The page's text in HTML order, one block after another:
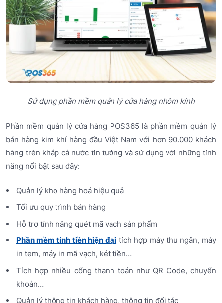
Sử dụng phần mềm quản lý cửa hàng nhôm kính
Phần mềm quản lý cửa hàng POS365 là phần mềm quản lý
bán hàng kim khí hàng đầu Việt Nam với hơn 90.000 khách
hàng trên khắp cả nước tin tưởng và sử dụng với những tính
năng nổi bật sau đây:
Quản lý kho hàng hoá hiệu quả
Tối ưu quy trình bán hàng
Hỗ trợ tính năng quét mã vạch sản phẩm
Phần mềm tính tiền hiện đại tích hợp máy thu ngân, máy
in tem, máy in mã vạch, két tiền…
Tích hợp nhiều cổng thanh toán như QR Code, chuyển
khoản…
Quản lý thông tin khách hàng, thông tin đối tác